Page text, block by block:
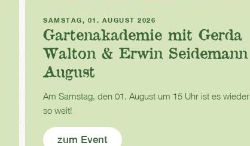
SAMSTAG, 01. AUGUST 2026
Gartenakademie mit Gerda
Walton & Erwin Seidemann
August
Am Samstag, den 01. August um 15 Uhr ist es wieder
so weit!
zum Event